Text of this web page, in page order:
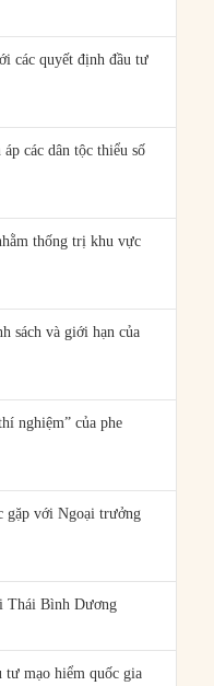
các quyết định đầu tư
các dân tộc thiểu số
thống trị khu vực
sách và giới hạn của
nghiệm” của phe
gặp với Ngoại trưởng
Thái Bình Dương
tư mạo hiểm quốc gia